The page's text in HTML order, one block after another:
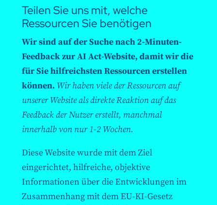
Teilen Sie uns mit, welche
Ressourcen Sie benötigen
Wir sind auf der Suche nach 2-Minuten-
Feedback zur AI Act-Website, damit wir die
für Sie hilfreichsten Ressourcen erstellen
können. Wir haben viele der Ressourcen auf
unserer Website als direkte Reaktion auf das
Feedback der Nutzer erstellt, manchmal
innerhalb von nur 1-2 Wochen.
Diese Website wurde mit dem Ziel
eingerichtet, hilfreiche, objektive
Informationen über die Entwicklungen im
Zusammenhang mit dem EU-KI-Gesetz